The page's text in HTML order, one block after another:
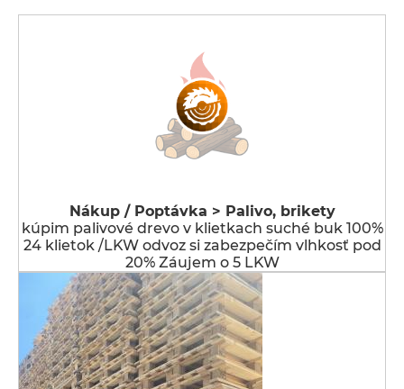
Nákup / Poptávka > Palivo, brikety
kúpim palivové drevo v klietkach suché buk 100%
24 klietok /LKW odvoz si zabezpečím vlhkosť pod
20% Záujem o 5 LKW